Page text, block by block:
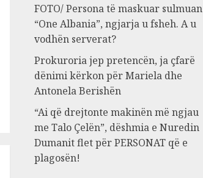
FOTO/ Persona të maskuar sulmuan
“One Albania”, ngjarja u fsheh. A u
vodhën serverat?
Prokuroria jep pretencën, ja çfarë
dënimi kërkon për Mariela dhe
Antonela Berishën
“Ai që drejtonte makinën më ngjau
me Talo Çelën”, dëshmia e Nuredin
Dumanit flet për PERSONAT që e
plagosën!